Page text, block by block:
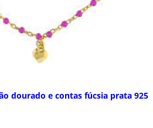
dourado e contas fúcsia prata 925